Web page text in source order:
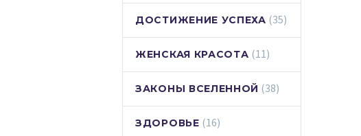
ДОСТИЖЕНИЕ УСПЕХА (35)
ЖЕНСКАЯ КРАСОТА (11)
ЗАКОНЫ ВСЕЛЕННОЙ (38)
ЗДОРОВЬЕ (16)